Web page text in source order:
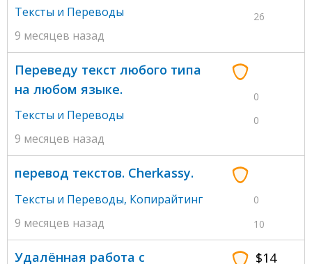
26
Тексты и Переводы
9 месяцев назад
0
0
Переведу текст любого типа
на любом языке.
Тексты и Переводы
9 месяцев назад
0
10
перевод текстов. Cherkassy.
Тексты и Переводы, Копирайтинг
9 месяцев назад
$14
Удалённая работа с